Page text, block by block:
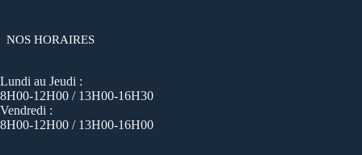
NOS HORAIRES
Lundi au Jeudi :
8H00-12H00 / 13H00-16H30
Vendredi :
8H00-12H00 / 13H00-16H00